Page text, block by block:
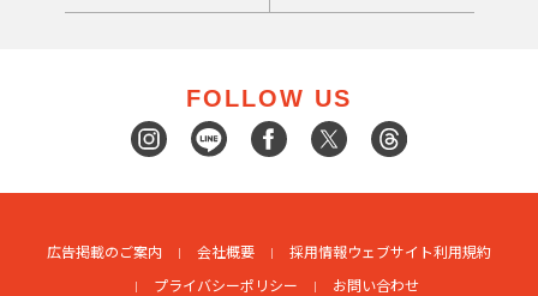
FOLLOW US
広告掲載のご案内 会社概要 採用情報ウェブサイト利用規約
プライバシーポリシー
お問い合わせ